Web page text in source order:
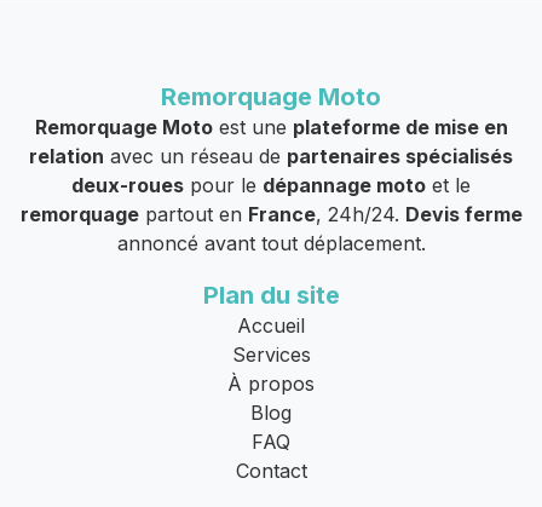
Remorquage Moto
Remorquage Motoest une plateforme de mise en
relation avec un réseau de partenaires spécialisés
deux-roues pour le dépannage moto et le
remorquagepartout en France, 24h/24. Devis ferme
annoncé avant tout déplacement.
Plan du site
Accueil
Services
À propos
Blog
FAQ
Contact